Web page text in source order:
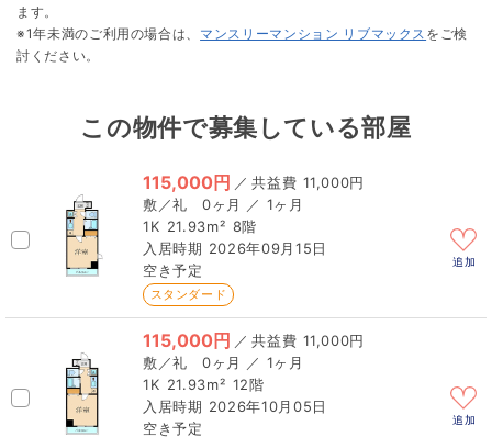
ます。
※1年未満のご利用の場合は、 マンスリーマンション リブマックス をご検
討ください。
この物件で募集している部屋
115,000円 ／
11,000円
0ヶ月 ／ 1ヶ月
1K 21.93m² 8階
2026年09月15日
空き予定
スタンダード
追加
115,000円 ／
11,000円
0ヶ月 ／ 1ヶ月
1K 21.93m² 12階
2026年10月05日
空き予定
追加